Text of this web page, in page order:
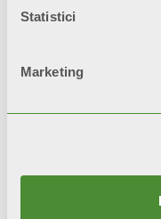
Statistici
Marketing